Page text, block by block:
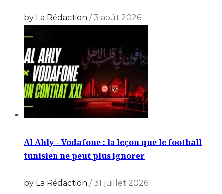
by La Rédaction /3 août 2026
Al Ahly – Vodafone : la leçon que le football
tunisien ne peut plus ignorer
by La Rédaction / 31 juillet 2026